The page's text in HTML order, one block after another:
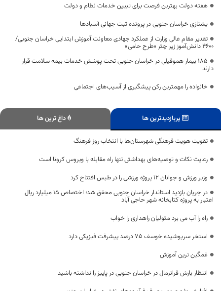
هفته دولت بهترین فرصت برای تبیین خدمات نظام و دولت
یشتازی خراسان جنوبی در پرونده ثبت جهانی آسبادها
تقدیر مقام عالی وزارت از عملکرد جهادی معاونت آموزش ابتدایی خراسان جنوبی/
۴۶۰۰ دانش‌آموز زیر چتر «طرح حامی»
۱۸۵ بیمار هموفیلی در خراسان جنوبی تحت پوشش خدمات بیمه سلامت قرار
دارند
خانواده را مهمترین رکن پیشگیری از آسیب‌های اجتماعی
پربازدیدترین ها داغ ترین ها
تقویت هویت فرهنگی شهرستان‌ها با انتخاب روز فرهنگ
رعایت نکات و توصیه‌های بهداشتی تنها راه مقابله با ویروس کرونا است
وزیر ورزش و جوانان ۱۲ پروژه ورزشی را در طبس افتتاح کرد
در جریان بازدید استاندار خراسان جنوبی محقق شد؛ اختصاص ۱۵ میلیارد ریال
اعتبار به پروژه کتابخانه شهر حاجی آباد
راه را آب می برد متولیان راهداری را خواب
استخر سرپوشیده خوسف ۷۵ درصد پیشرفت فیزیکی دارد
غمگین ترین آموزش
انتظار بارش فرانرمال در خراسان جنوبی در پاییز را نداشته باشید